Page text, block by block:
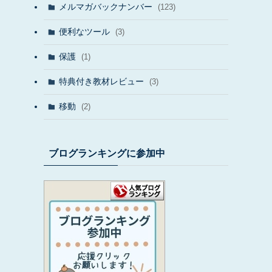
メルマガバックナンバー (123)
便利なツール (3)
保護 (1)
特典付き教材レビュー (3)
移動 (2)
ブログランキングに参加中